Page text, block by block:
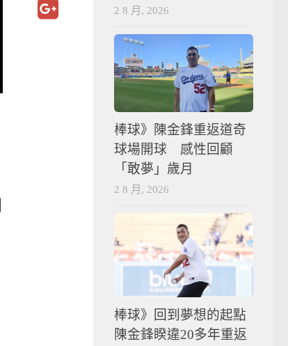
2 8 月, 2026
棒球》陳金鋒重返道奇
球場開球 感性回顧
「敢夢」歲月
2 8 月, 2026
棒球》回到夢想的起點
陳金鋒睽違20多年重返